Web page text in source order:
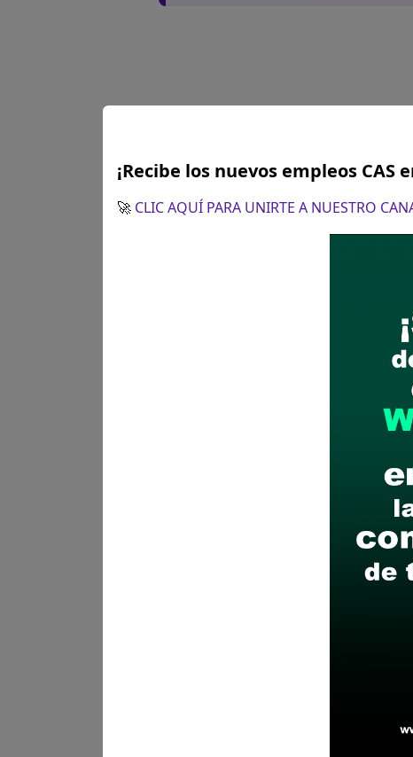
Ayacucho N° 125 Junín En el
Recomendaciones para
Descarga y revisa a
Antes de postular,
Prepara tu
Revisar el cronograma
Descarga aquí las Bases
¡Recibe los nuevos empleos CAS
🚀 CLIC AQUÍ PARA UNIRTE A NUESTRO